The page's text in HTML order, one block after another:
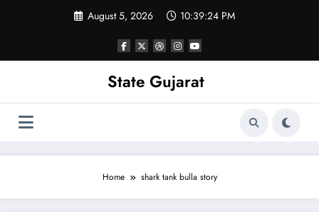
August 5, 2026 10:39:24 PM
State Gujarat
Home shark tank bulla story